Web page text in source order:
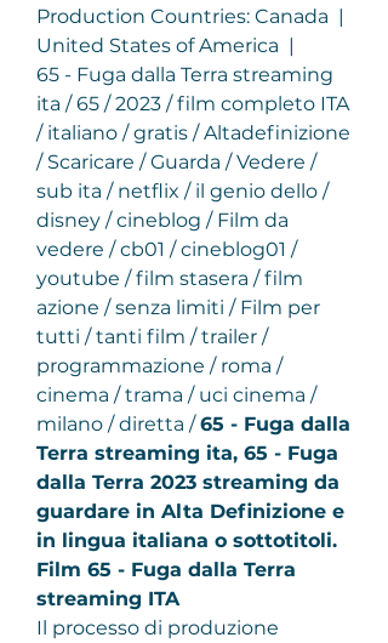
Production Countries: Canada  |
United States of America  |
65 - Fuga dalla Terra streaming
ita / 65 / 2023 / film completo ITA
/ italiano / gratis / Altadefinizione
/ Scaricare / Guarda / Vedere /
sub ita / netflix / il genio dello /
disney / cineblog / Film da
vedere / cb01 / cineblog01 /
youtube / film stasera / film
azione / senza limiti / Film per
tutti / tanti film / trailer /
programmazione / roma /
cinema / trama / uci cinema /
milano / diretta / 65 - Fuga dalla
Terra streaming ita, 65 - Fuga
dalla Terra 2023 streaming da
guardare in Alta Definizione e
in lingua italiana o sottotitoli.
Film 65 - Fuga dalla Terra
streaming ITA
Il processo di produzione